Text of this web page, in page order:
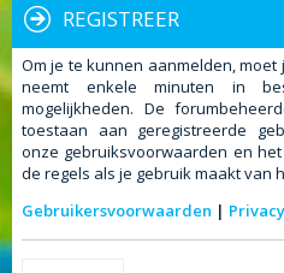
REGISTREER
Om je te kunnen aanmelden,
neemt enkele minuten in
mogelijkheden. De
toestaan aan geregistreerde
onze gebruiksvoorwaarden en
de regels als je gebruik maakt van
Gebruikersvoorwaarden |